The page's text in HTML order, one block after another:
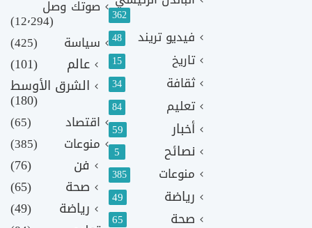
362
فيديو تريند 48
تاريخ 15
ثقافة 34
تعليم 84
أخبار 59
نصائح 5
منوعات 385
رياضة 49
صحة 65
صوتك وصل
(12٬294)
سياسة
(425)
عالم
(101)
الشرق الأوسط
(180)
اقتصاد
(65)
منوعات
(385)
فن
(76)
صحة
(65)
رياضة
(49)